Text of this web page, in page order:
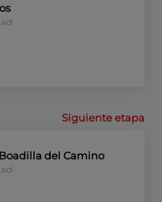
Siguiente etapa
del Camino